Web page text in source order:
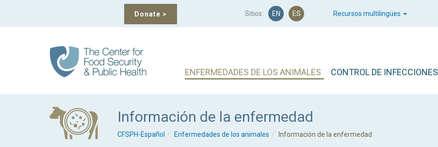
Donate > Sitios: EN ES Recursos multilingües
ENFERMEDADES DE LOS ANIMALES CONTROL DE INFECCIONES
Información de la enfermedad
CFSPH-Español Enfermedades de los animales Información de la enfermedad